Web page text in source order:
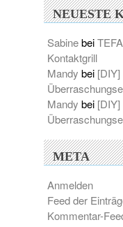
NEUESTE
Sabinebei
Kontaktgrill
Mandy bei
Mandy bei
META
Anmelden
Feed der
Kommentar-